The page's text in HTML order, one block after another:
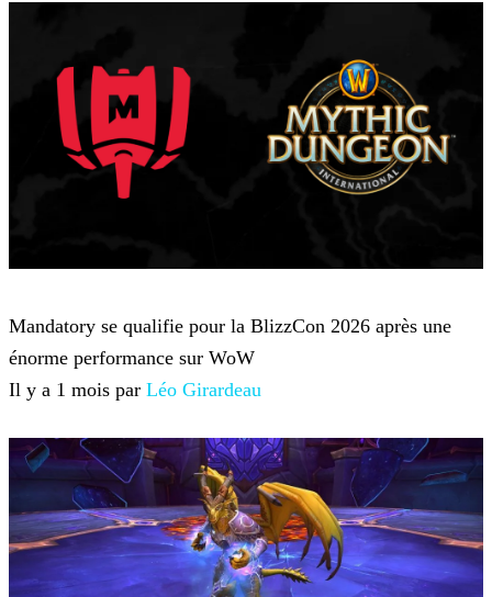
Mandatory se qualifie pour la BlizzCon 2026 après une
énorme performance sur WoW
Il y a 1 mois par Léo Girardeau